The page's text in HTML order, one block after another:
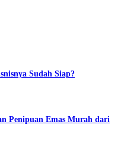
Sudah Siap?
Penipuan Emas Murah dari